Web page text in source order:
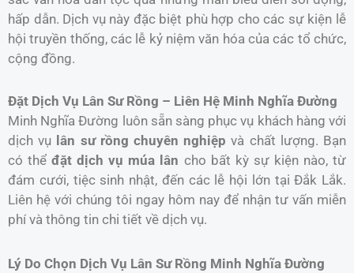
hấp dẫn. Dịch vụ này đặc biệt phù hợp cho các sự kiện lễ
hội truyền thống, các lễ kỷ niệm văn hóa của các tổ chức,
cộng đồng.
Đặt Dịch Vụ Lân Sư Rồng – Liên Hệ Minh Nghĩa Đường
Minh Nghĩa Đường luôn sẵn sàng phục vụ khách hàng với
dịch vụ lân sư rồng chuyên nghiệp và chất lượng. Bạn
có thểđặt dịch vụ múa lân cho bất kỳ sự kiện nào, từ
đám cưới, tiệc sinh nhật, đến các lễ hội lớn tại Đắk Lắk.
Liên hệ với chúng tôi ngay hôm nay để nhận tư vấn miễn
phí và thông tin chi tiết về dịch vụ.
Lý Do Chọn Dịch Vụ Lân Sư Rồng Minh Nghĩa Đường